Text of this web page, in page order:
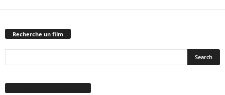
Recherche un film